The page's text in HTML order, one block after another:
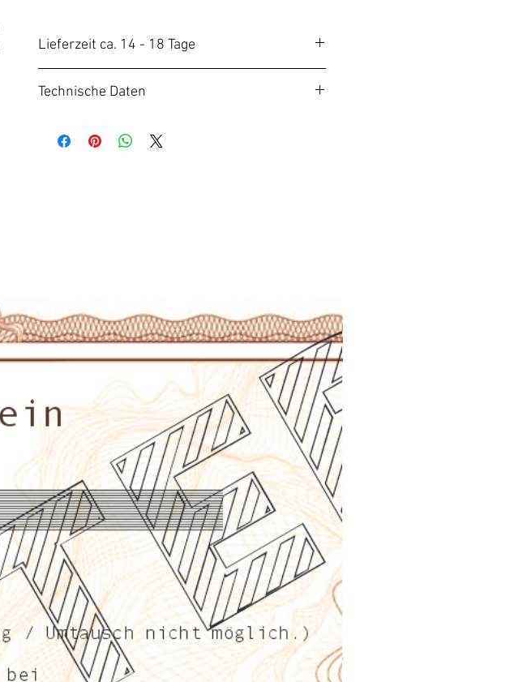
Lieferzeit ca. 14 - 18 Tage
Bestellung gefertigt. Die Produktionszeit
Auftragseingang
Technische Daten
Automatikwerk, ETA 2824-2 (Schweiz),
Karosserie:
Dreiteiliges Edelstahlgehäuse (Ø 36 mm,
Höhe 11,5 mm), Zwiebelkrone, poliert mit
verschraubtem Boden und Saphirglas-
Werksichtfenster, wasserdicht bis 5 Bar,
gewölbtes Saphirglas vorne.
Interieur:
Zifferblatt porzellanweiß mit BORGWARD
Schriftzug, Datum auf 6 Uhr. Weiches
Kalblederarmband mit Dornschließe in fünf
Farben oder auf Wunsch mit Milanaise-
Edelstahlarmband erhältlich. Bänderset
mit oder ohne Edelstahlband ebenso
optional erhältlich.